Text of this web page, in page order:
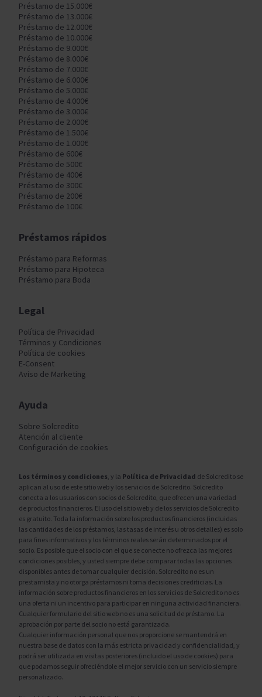
Préstamo de 15.000€
Préstamo de 13.000€
Préstamo de 12.000€
Préstamo de 10.000€
Préstamo de 9.000€
Préstamo de 8.000€
Préstamo de 7.000€
Préstamo de 6.000€
Préstamo de 5.000€
Préstamo de 4.000€
Préstamo de 3.000€
Préstamo de 2.000€
Préstamo de 1.500€
Préstamo de 1.000€
Préstamo de 600€
Préstamo de 500€
Préstamo de 400€
Préstamo de 300€
Préstamo de 200€
Préstamo de 100€
Préstamos rápidos
Préstamo para Reformas
Préstamo para Hipoteca
Préstamo para Boda
Legal
Política de Privacidad
Términos y Condiciones
Política de cookies
E-Consent
Aviso de Marketing
Ayuda
Sobre Solcredito
Atención al cliente
Configuración de cookies
Los términos y condiciones, y la Política de Privacidad de Solcredito se
aplican al uso de este sitio web y los servicios de Solcredito. Solcredito
conecta a los usuarios con socios de Solcredito, que ofrecen una variedad
de productos financieros. El uso del sitio web y de los servicios de Solcredito
es gratuito. Toda la información sobre los productos financieros (incluidas
las cantidades de los préstamos, las tasas de interés u otros detalles) es solo
para fines informativos y los términos reales serán determinados por el
socio. Es posible que el socio con el que se conecte no ofrezca las mejores
condiciones posibles, y usted siempre debe comparar todas las opciones
disponibles antes de tomar cualquier decisión. Solcredito no es un
prestamista y no otorga préstamos ni toma decisiones crediticias. La
información sobre productos financieros en los servicios de Solcredito no es
una oferta ni un incentivo para participar en ninguna actividad financiera.
Cualquier formulario del sitio web no es una solicitud de préstamo. La
aprobación por parte del socio no está garantizada.
Cualquier información personal que nos proporcione se mantendrá en
nuestra base de datos con la más estricta privacidad y confidencialidad, y
podrá ser utilizada en visitas posteriores (incluido el uso de cookies) para
que podamos seguir ofreciéndole el mejor servicio con un servicio siempre
personalizado.